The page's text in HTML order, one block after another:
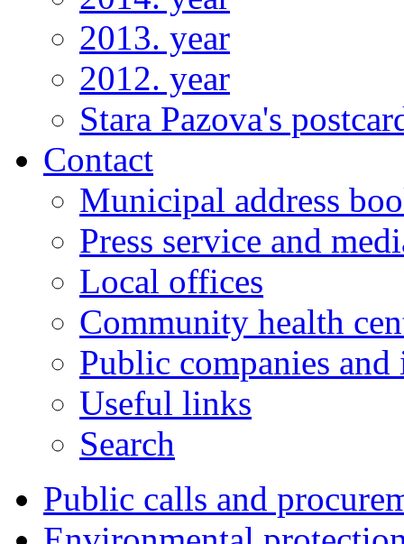
2013. year
2012. year
Stara Pazova's
Contact
Municipal address
Press service and
Local offices
Community health
Public companies
Useful links
Search
Public calls and